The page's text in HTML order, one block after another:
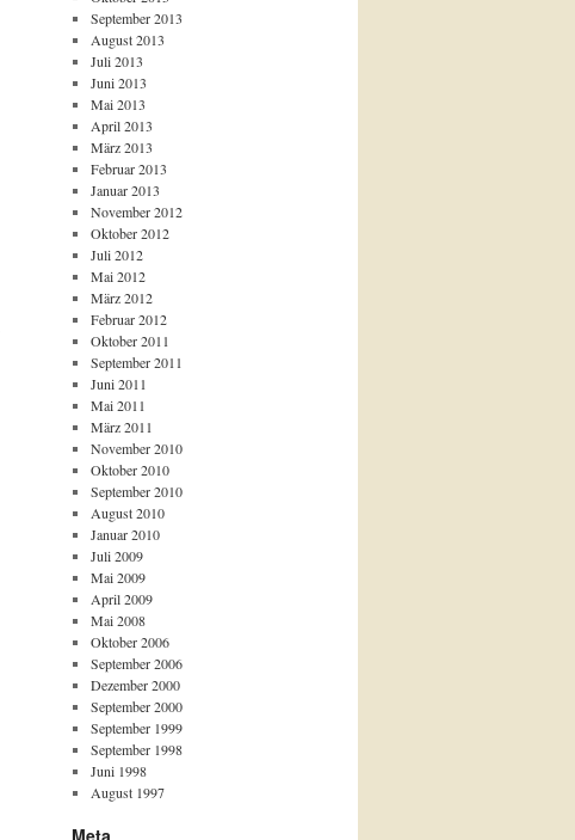
September 2013
August 2013
Juli 2013
Juni 2013
Mai 2013
April 2013
März 2013
Februar 2013
Januar 2013
November 2012
Oktober 2012
Juli 2012
Mai 2012
März 2012
Februar 2012
Oktober 2011
September 2011
Juni 2011
Mai 2011
März 2011
November 2010
Oktober 2010
September 2010
August 2010
Januar 2010
Juli 2009
Mai 2009
April 2009
Mai 2008
Oktober 2006
September 2006
Dezember 2000
September 2000
September 1999
September 1998
Juni 1998
August 1997
Meta